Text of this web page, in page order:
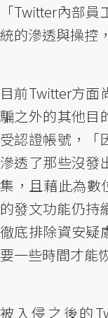
「Twitter內部
統的滲透與操控
目前Twitter方面
騙之外的其他目
受認證帳號，「
滲透了那些沒發
集，且藉此為數
的發文功能仍持
徹底排除資安疑
要一些時間才能
被入侵之後的